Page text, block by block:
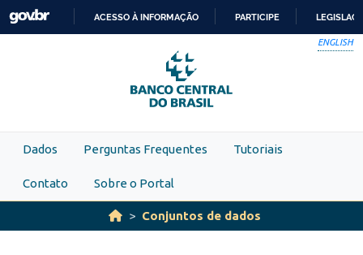
Skip to main content
PARA
O
CONTEÚDO
ACESSO À INFORMAÇÃO PARTICIPE
ENGLISH
Dados Perguntas Frequentes Tutoriais
Contato Sobre o Portal
Conjuntos de dados